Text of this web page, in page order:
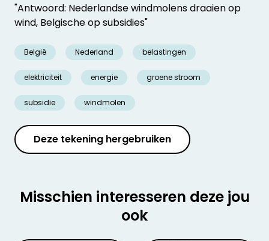
"Antwoord: Nederlandse windmolens draaien op
wind, Belgische op subsidies"
België Nederland belastingen
elektriciteit energie groene stroom
subsidie windmolen
Deze tekening hergebruiken
Misschien interesseren deze jou
ook